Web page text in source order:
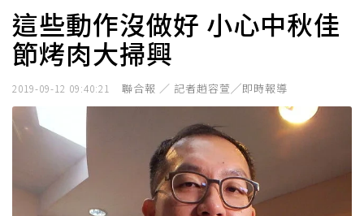
這些動作沒做好 小心中秋佳
節烤肉大掃興
2019-09-12 09:40:21 聯合報 ／ 記者趙容萱╱即時報導